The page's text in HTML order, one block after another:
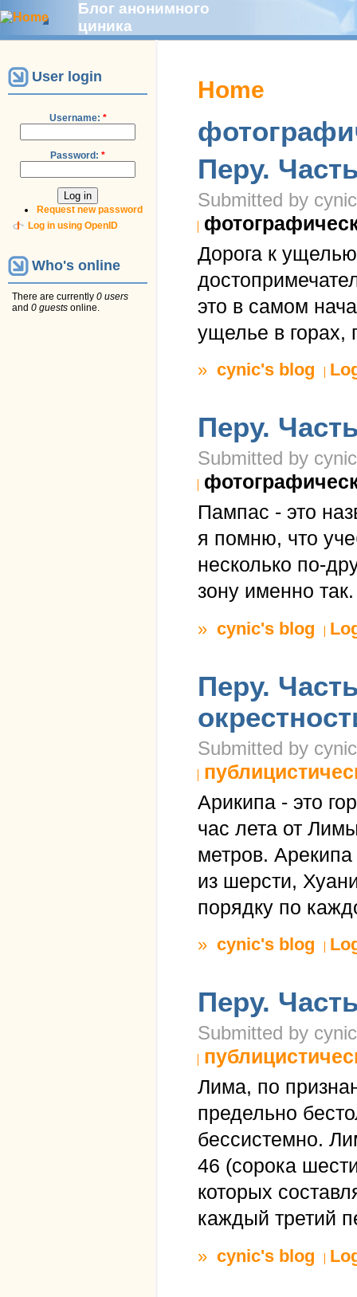
Блог анонимного
циника
User login
Username: *
Password: *
Request new password
Log in using OpenID
Who's online
There are currently 0 users
and 0 guests online.
Home
Перу.
Submitted by
Дорога к
это в самом
ущелье в горах,
» cynic's blog
Перу.
Submitted by
Пампас - это
я помню, что
несколько по-
зону именно так.
» cynic's blog
Перу.
Submitted by
Арикипа - это
час лета от
метров.
из шерсти,
порядку по
» cynic's blog
Перу.
Submitted by
Лима, по
предельно
бессистемно.
46 (сорока
которых
каждый третий
» cynic's blog